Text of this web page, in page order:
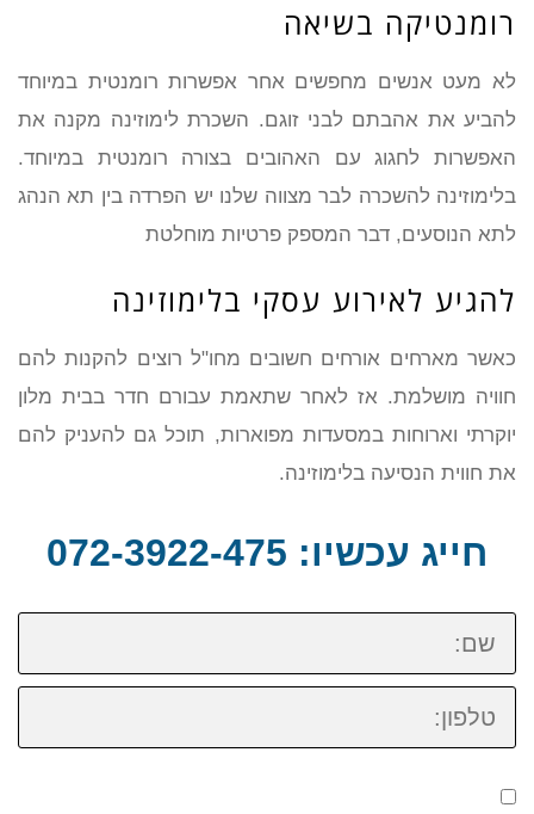
רומנטיקה בשיאה
לא מעט אנשים מחפשים אחר אפשרות רומנטית במיוחד
להביע את אהבתם לבני זוגם. השכרת לימוזינה מקנה את
האפשרות לחגוג עם האהובים בצורה רומנטית במיוחד.
בלימוזינה להשכרה לבר מצווה שלנו יש הפרדה בין תא הנהג
לתא הנוסעים, דבר המספק פרטיות מוחלטת
להגיע לאירוע עסקי בלימוזינה
כאשר מארחים אורחים חשובים מחו"ל רוצים להקנות להם
חוויה מושלמת. אז לאחר שתאמת עבורם חדר בבית מלון
יוקרתי וארוחות במסעדות מפוארות, תוכל גם להעניק להם
את חווית הנסיעה בלימוזינה.
חייג עכשיו: 072-3922-475
שם:
טלפון: